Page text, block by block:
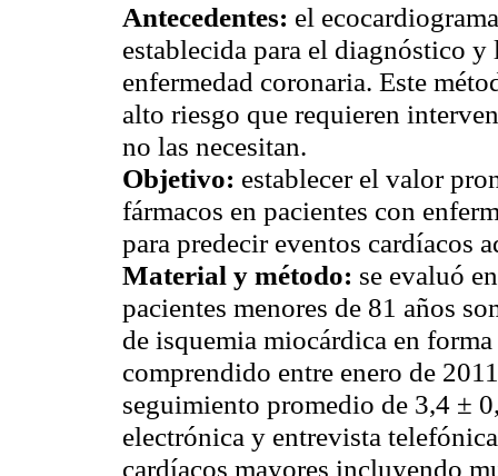
Antecedentes: el
establecida para el diagnóstico
enfermedad coronaria. Este
alto riesgo que requieren
no las necesitan.
Objetivo: establecer el valor
fármacos en pacientes con
para predecir eventos cardíacos
Material y método: se evaluó
pacientes menores de 81 años
de isquemia miocárdica en
comprendido entre enero de
seguimiento promedio de 3,4 ±
electrónica y entrevista
cardíacos mayores incluyendo